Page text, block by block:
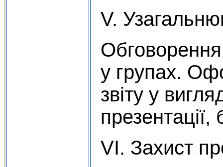
V.
у групах.
звіту у
презентації,
VI. Захист